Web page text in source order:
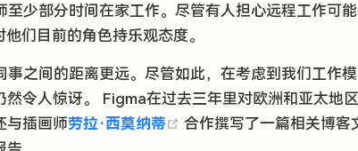
少部分时间在家工作。尽管有人担心远程工作可
们目前的角色持乐观态度。
之间的距离更远。尽管如此，在考虑到我们工作
令人惊讶。 Figma在过去三年里对欧洲和亚太地
与插画师劳拉·西莫纳蒂 (opens new window)
合作撰写了一篇相关博客